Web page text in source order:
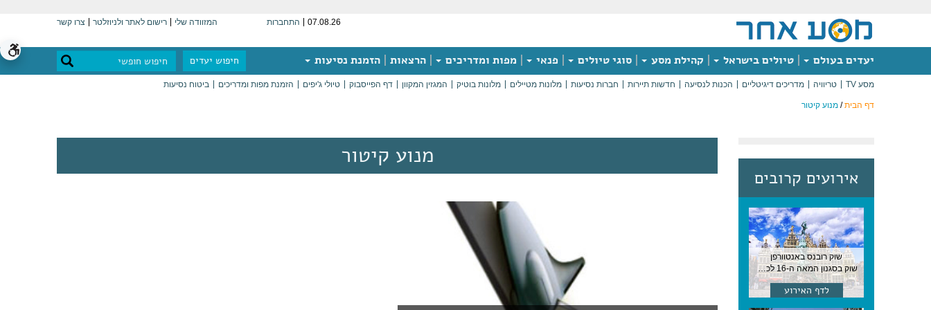
07.08.26 התחברות המזוודה שלי רישום לאתר ולניוזלטר צרו קשר
יעדים בעולם טיולים בישראל קהילת מסע סוגי טיולים פנאי מפות ומדריכים הרצאות הזמנת נסיעות חיפוש יעדים
מסע TV טריוויה מדריכים דיגיטליים הכנות לנסיעה חדשות תיירות חברות נסיעות מלונות מטיילים מלונות בוטיק המגזין המקוון דף הפייסבוק טיולי ג'יפים הזמנת מפות ומדריכים ביטוח נסיעות
דף הבית/ מנוע קיטור
אירועים קרובים
שוק רובנס באנטוורפן
שוק בסגנון המאה ה-16 לכבודו של הצייר המפורסם, בן העיר, נערך ב-15 באוגוסט באנטוורפן
לדף האירוע
מנוע קיטור